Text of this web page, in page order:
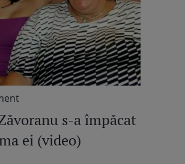
s-a împăcat
ei (video)